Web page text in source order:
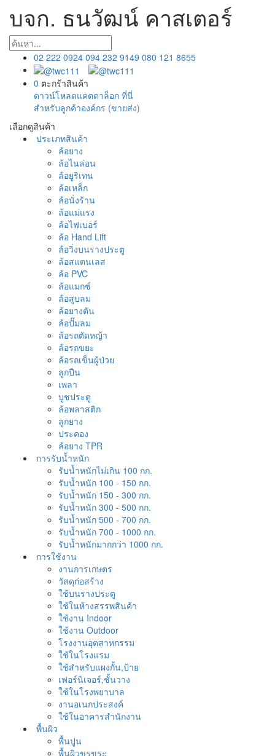
บจก. ธนวัฒน์ คาสเตอร์
02 222 0924 094 232 9149 080 121 8655
0 ตะกร้าสินค้า
ดาวน์โหลดแคตตาล็อก ที่นี่
สำหรับลูกค้าองค์กร (ขายส่ง)
เลือกดูสินค้า
ประเภทสินค้า
ล้อยาง
ล้อไนล่อน
ล้อยูริเทน
ล้อเหล็ก
ล้อนั่งร้าน
ล้อแม่แรง
ล้อไฟเบอร์
ล้อ Hand Lift
ล้อวิ่งบนรางประตู
ล้อสแตนเลส
ล้อ PVC
ล้อแมกซ์
ล้อสูบลม
ล้อยางตัน
ล้อปั๊มลม
ล้อรถตัดหญ้า
ล้อรถขยะ
ล้อรถเข็นผู้ป่วย
ลูกปืน
เพลา
บูชประตู
ล้อพลาสติก
ลูกยาง
ประคอง
ล้อยาง TPR
การรับน้ำหนัก
รับน้ำหนักไม่เกิน 100 กก.
รับน้ำหนัก 100 - 150 กก.
รับน้ำหนัก 150 - 300 กก.
รับน้ำหนัก 300 - 500 กก.
รับน้ำหนัก 500 - 700 กก.
รับน้ำหนัก 700 - 1000 กก.
รับน้ำหนักมากกว่า 1000 กก.
การใช้งาน
งานการเกษตร
วัสดุก่อสร้าง
ใช้บนรางประตู
ใช้ในห้างสรรพสินค้า
ใช้งาน Indoor
ใช้งาน Outdoor
โรงงานอุตสาหกรรม
ใช้ในโรงแรม
ใช้สำหรับแผงกั้น,ป้าย
เฟอร์นิเจอร์,ชั้นวาง
ใช้ในโรงพยาบาล
งานอเนกประสงค์
ใช้ในอาคารสำนักงาน
พื้นผิว
พื้นปูน
พื้นผิวขรุขระ